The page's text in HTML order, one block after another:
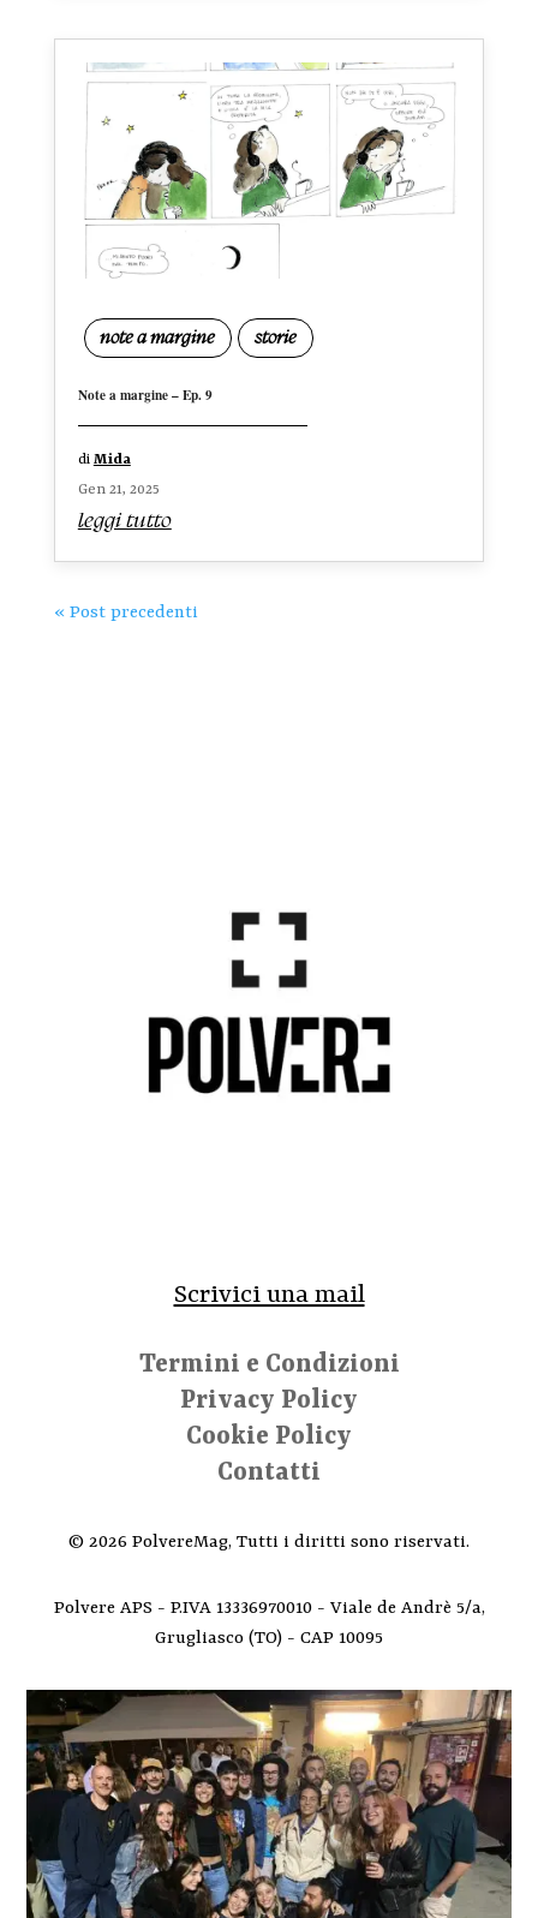
note a margine storie
Note a margine – Ep. 9
di Mida
Gen 21, 2025
leggi tutto
« Post precedenti
Scrivici una mail
Termini e Condizioni
Privacy Policy
Cookie Policy
Contatti
© 2026 PolvereMag, Tutti i diritti sono riservati.
Polvere APS - P.IVA 13336970010 - Viale de Andrè 5/a,
Grugliasco (TO) - CAP 10095